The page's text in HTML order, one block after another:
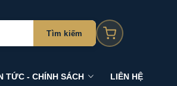
Tìm kiếm
TỨC - CHÍNH SÁCH LIÊN HỆ